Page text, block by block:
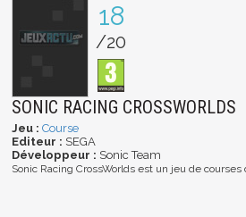
18
/20
SONIC RACING CROSSWORLDS
Jeu : Course
Editeur : SEGA
Développeur : Sonic Team
Sonic Racing CrossWorlds est un jeu de courses